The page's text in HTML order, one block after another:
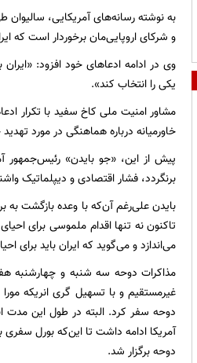
به نوشته رسانه‌های آمریکایی،
و شرکای اروپایی‌مان برخوردار است که
وی در ادامه ادعاهای خود افزود: «ایران
یکی را انتخاب کند».
مشاور امنیت ملی کاخ سفید با تکرار
خاورمیانه درباره هماهنگی در مورد
پیش از این، «جو بایدن» رئیس‌جمهور
برنگردد، فشار اقتصادی و دیپلماتیک
بایدن علی‌رغم آن‌که با وعده بازگشت به
تاکنون نه تنها اقدام ملموسی برای
می‌اندازد و می‌‌گوید که ایران باید برای
مذاکرات دوحه سه شنبه و چهارشنبه
غیرمستقیم و با تسهیل گری انریکه
دوحه سفر کرد. البته در طول این مدت
آمریکا ادامه داشت تا این‌که بورل
دوحه برگزار شد.